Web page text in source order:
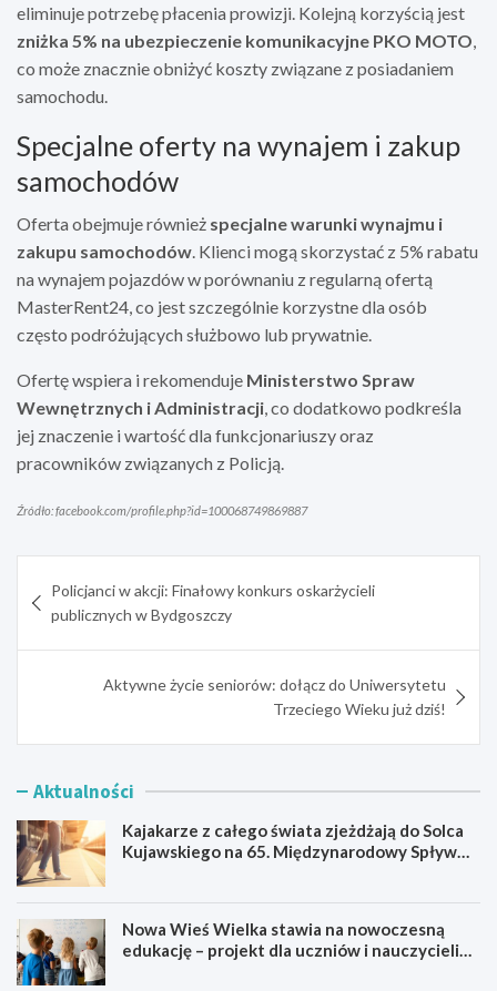
eliminuje potrzebę płacenia prowizji. Kolejną korzyścią jest
zniżka 5% na ubezpieczenie komunikacyjne PKO MOTO
co może znacznie obniżyć koszty związane z posiadaniem
samochodu.
Specjalne oferty na wynajem i zakup
samochodów
Oferta obejmuje również specjalne warunki wynajmu i
zakupu samochodów . Klienci mogą skorzystać z 5% rabatu
na wynajem pojazdów w porównaniu z regularną ofertą
MasterRent24, co jest szczególnie korzystne dla osób
często podróżujących służbowo lub prywatnie.
Ofertę wspiera i rekomenduje Ministerstwo Spraw
Wewnętrznych i Administracji , co dodatkowo podkreśla
jej znaczenie i wartość dla funkcjonariuszy oraz
pracowników związanych z Policją.
Źródło: facebook.com/profile.php?id=100068749869887
wpisu
Policjanci w akcji: Finałowy konkurs oskarżycieli
publicznych w Bydgoszczy
Aktywne życie seniorów: dołącz do Uniwersytetu
Trzeciego Wieku już dziś!
Aktualności
Kajakarze z całego świata zjeżdżają do Solca
Kujawskiego na 65. Międzynarodowy Spływ
Nowa Wieś Wielka stawia na nowoczesną
edukację – projekt dla uczniów i nauczycieli